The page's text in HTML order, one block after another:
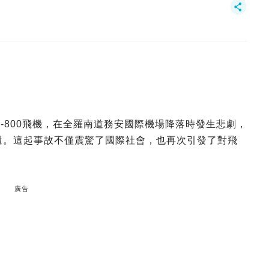
飛機，在全羅南道務安國際機場降落時發生悲劇，
這起事故不僅震驚了國際社會，也再次引發了對飛
廣告